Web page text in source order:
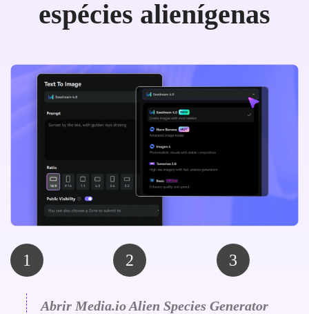
espécies alienígenas
1 2 3
Abrir Media.io Alien Species Generator